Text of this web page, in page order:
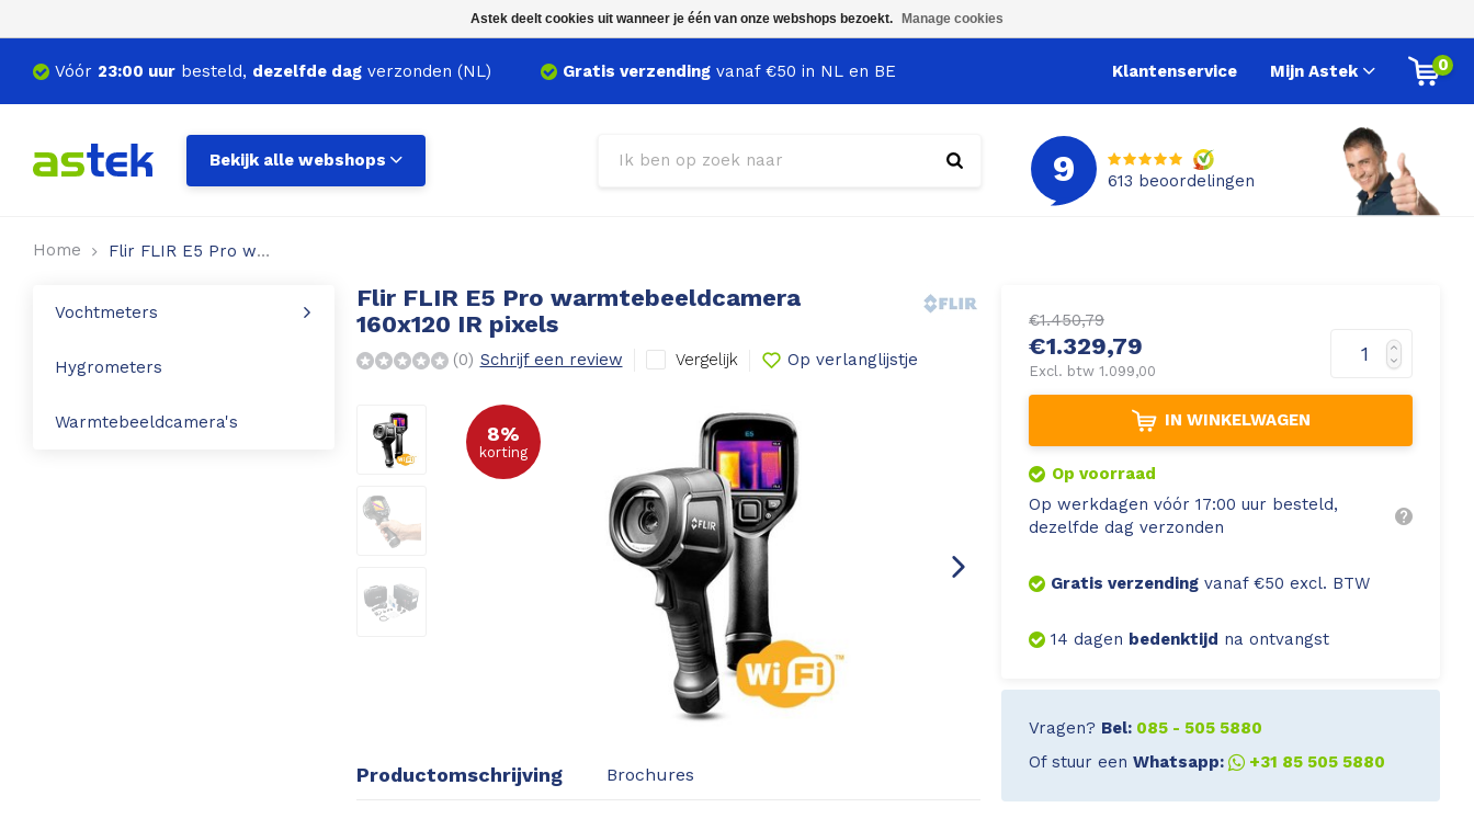
Voor hout
Voor beton, steen etc.
Voor boot, caravan of camper
Voor hooi en stro
Voor aarde en grond
Vóór 23:00 uur besteld, dezelfde dag verzonden (NL) Gratis verzending vanaf €50 in NL en BE Klantenservice Mijn Astek 0
Bekijk alle webshops 9 613 beoordelingen
Home Flir FLIR E5 Pro warmtebeeldcamera 160x120 IR pixels
Vochtmeters
Hygrometers
Warmtebeeldcamera's
Flir FLIR E5 Pro warmtebeeldcamera
160x120 IR pixels
(0) Schrijf een review Vergelijk Op verlanglijstje
8%
korting
Productomschrijving Brochures
€1.450,79
€1.329,79
Excl. btw 1.099,00
IN WINKELWAGEN
Op voorraad
Op werkdagen vóór 17:00 uur besteld,
dezelfde dag verzonden
Gratis verzending vanaf €50 excl. BTW
14 dagen bedenktijd na ontvangst
Vragen? Bel: 085 - 505 5880
Of stuur een Whatsapp: +31 85 505 5880
Astek deelt cookies uit wanneer je één van onze webshops bezoekt. Manage cookies